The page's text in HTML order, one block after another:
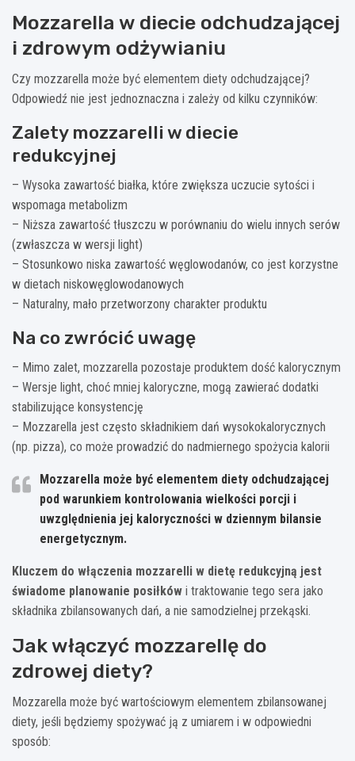
Mozzarella w diecie odchudzającej
i zdrowym odżywianiu
Czy mozzarella może być elementem diety odchudzającej?
Odpowiedź nie jest jednoznaczna i zależy od kilku czynników:
Zalety mozzarelli w diecie
redukcyjnej
– Wysoka zawartość białka, które zwiększa uczucie sytości i
wspomaga metabolizm
– Niższa zawartość tłuszczu w porównaniu do wielu innych serów
(zwłaszcza w wersji light)
– Stosunkowo niska zawartość węglowodanów, co jest korzystne
w dietach niskowęglowodanowych
– Naturalny, mało przetworzony charakter produktu
Na co zwrócić uwagę
– Mimo zalet, mozzarella pozostaje produktem dość kalorycznym
– Wersje light, choć mniej kaloryczne, mogą zawierać dodatki
stabilizujące konsystencję
– Mozzarella jest często składnikiem dań wysokokalorycznych
(np. pizza), co może prowadzić do nadmiernego spożycia kalorii
Mozzarella może być elementem diety odchudzającej
pod warunkiem kontrolowania wielkości porcji i
uwzględnienia jej kaloryczności w dziennym bilansie
energetycznym.
Kluczem do włączenia mozzarelli w dietę redukcyjną jest
świadome planowanie posiłków i traktowanie tego sera jako
składnika zbilansowanych dań, a nie samodzielnej przekąski.
Jak włączyć mozzarellę do
zdrowej diety?
Mozzarella może być wartościowym elementem zbilansowanej
diety, jeśli będziemy spożywać ją z umiarem i w odpowiedni
sposób: